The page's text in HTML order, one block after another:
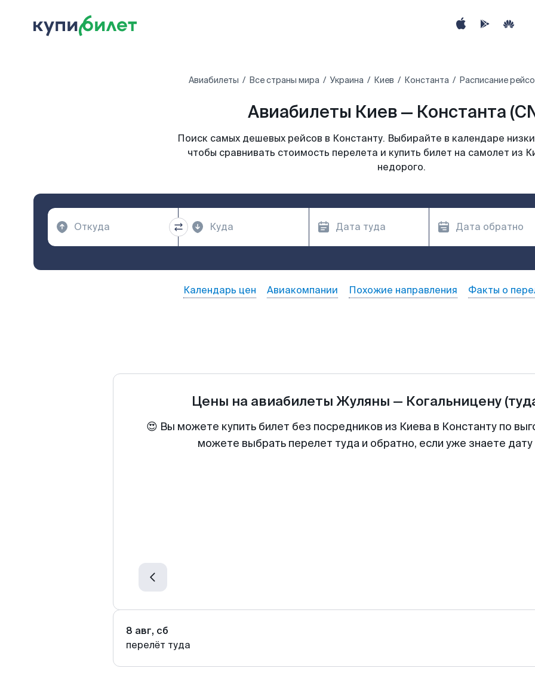
Авиабилеты Все страны мира Украина Киев Константа Расписание
Авиабилеты Киев — Константа
Поиск самых дешевых рейсов в Константу. Выбирайте в календаре
чтобы сравнивать стоимость перелета и купить билет на самолет из
недорого.
Календарь цен Авиакомпании Похожие направления Факты о
Цены на авиабилеты Жуляны — Когальницену
😍 Вы можете купить билет без посредников из Киева в Константу по
можете выбрать перелет туда и обратно, если уже знаете
8 авг, сб
перелёт туда